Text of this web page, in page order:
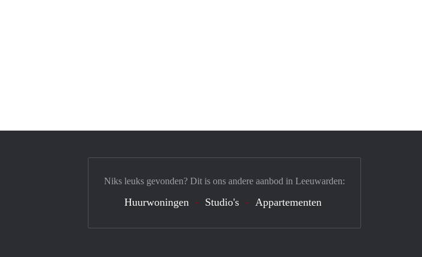
Niks leuks gevonden? Dit is ons andere aanbod in Leeuwarden:
Huurwoningen Studio's Appartementen